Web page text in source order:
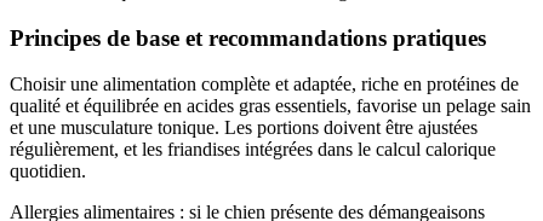
Principes de base et recommandations pratiques
Choisir une alimentation complète et adaptée, riche en protéines de
qualité et équilibrée en acides gras essentiels, favorise un pelage sain
et une musculature tonique. Les portions doivent être ajustées
régulièrement, et les friandises intégrées dans le calcul calorique
quotidien.
Allergies alimentaires : si le chien présente des démangeaisons